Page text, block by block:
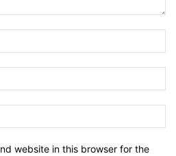
website in this browser for the